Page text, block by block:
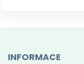
INFORMACE